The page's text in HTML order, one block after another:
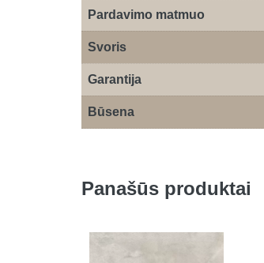
Pardavimo matmuo
Svoris
Garantija
Būsena
Panašūs produktai